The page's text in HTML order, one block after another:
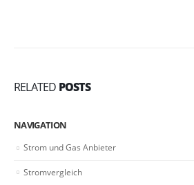
RELATED POSTS
NAVIGATION
Strom und Gas Anbieter
Stromvergleich